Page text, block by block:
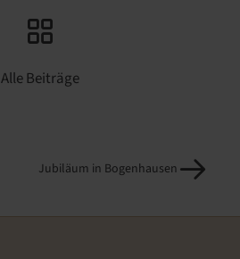
Alle Beiträge
Jubiläum in Bogenhausen